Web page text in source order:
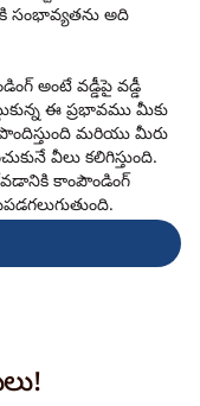
సంభావ్యతను అది
అంటే వడ్డీపై వడ్డీ
ఈ ప్రభావము మీకు
మరియు మీరు
వీలు కలిగిస్తుంది.
కాంపౌండింగ్